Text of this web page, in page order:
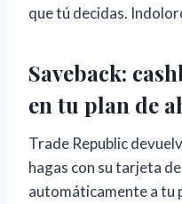
que tú decidas.
Saveback:
en tu plan de
Trade Republic
hagas con su tarjeta
automáticamente a tu